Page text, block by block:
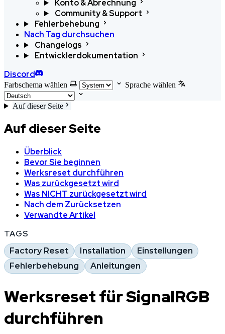
Konto & Abrechnung
Community & Support
Fehlerbehebung
Nach Tag durchsuchen
Changelogs
Entwicklerdokumentation
Discord
Farbschema wählen Sprache wählen
Auf dieser Seite
Auf dieser Seite
Überblick
Bevor Sie beginnen
Werksreset durchführen
Was zurückgesetzt wird
Was NICHT zurückgesetzt wird
Nach dem Zurücksetzen
Verwandte Artikel
TAGS
Factory Reset Installation
Einstellungen
Fehlerbehebung
Anleitungen
Werksreset für SignalRGB
durchführen